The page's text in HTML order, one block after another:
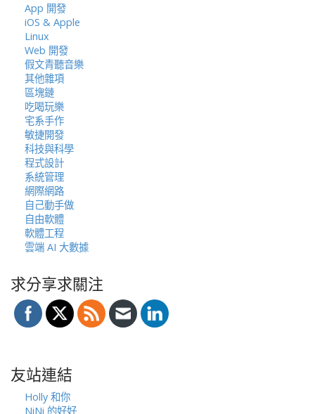
App 開發
iOS & Apple
Linux
Web 開發
假文青聽音樂
其他雜項
區塊鏈
吃喝玩樂
宅系手作
敏捷開發
科技與科學
程式設計
系統管理
網際網路
自己動手做
自由軟體
軟體工程
雲端 AI 大數據
求分享求關注
友站連結
Holly 和你
NiNi 的好好